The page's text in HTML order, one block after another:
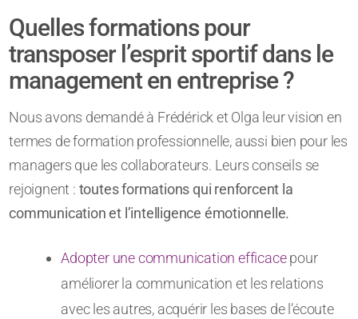
Quelles formations pour
transposer l’esprit sportif dans le
management en entreprise ?
Nous avons demandé à Frédérick et Olga leur vision en
termes de formation professionnelle, aussi bien pour les
managers que les collaborateurs. Leurs conseils se
rejoignent : toutes formations qui renforcent la
communication et l’intelligence émotionnelle.
Adopter une communication efficacepour
améliorer la communication et les relations
avec les autres, acquérir les bases de l’écoute